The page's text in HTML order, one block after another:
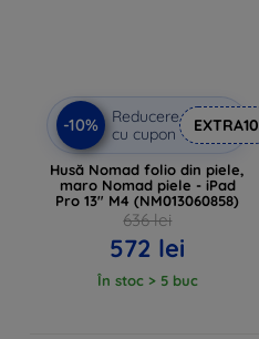
-10%
Reducere
cu cupon
EXTRA10
Husă Nomad folio din piele,
maro Nomad piele - iPad
Pro 13" M4 (NM013060858)
636 lei
572 lei
În stoc > 5 buc